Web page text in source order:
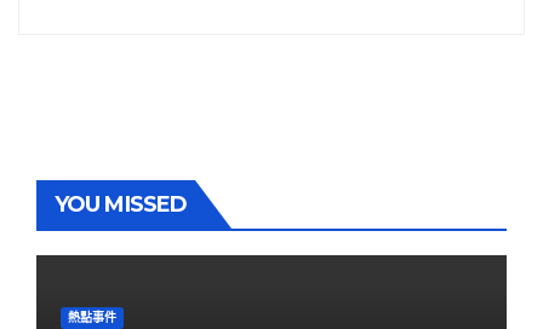
YOU MISSED
熱點事件